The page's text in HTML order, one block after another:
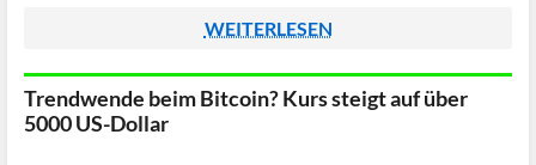
WEITERLESEN
Trendwende beim Bitcoin? Kurs steigt auf über
5000 US-Dollar